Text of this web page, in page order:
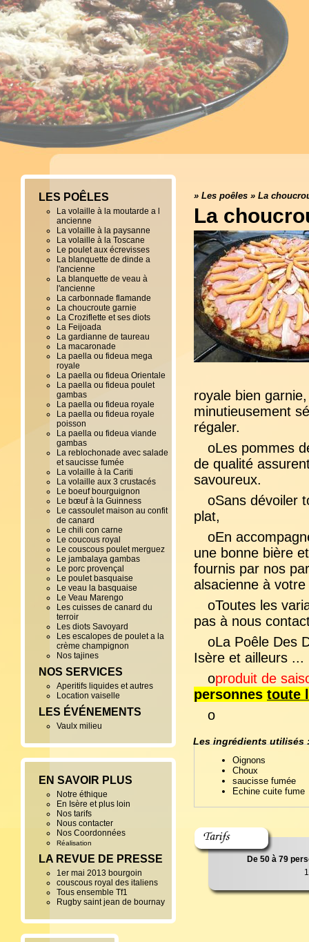
» Les poêles » La
La
royale bien
minutieusement
régaler.
oLes pommes
de qualité
savoureux.
oSans dévoiler
plat,
oEn
une bonne bière
fournis par nos
alsacienne à
oToutes les
pas à nous
oLa Poêle Des
Isère et ailleurs ...
oproduit de
personnes toute
o
Les ingrédients utilisés
Oignons
Choux
saucisse fumée
Echine cuite fume
De 50 à 79
LES POÊLES
La volaille à la moutarde a l
ancienne
La volaille à la paysanne
La volaille à la Toscane
Le poulet aux écrevisses
La blanquette de dinde a
l'ancienne
La blanquette de veau à
l'ancienne
La carbonnade flamande
La choucroute garnie
La Croziflette et ses diots
La Feijoada
La gardianne de taureau
La macaronade
La paella ou fideua mega
royale
La paella ou fideua Orientale
La paella ou fideua poulet
gambas
La paella ou fideua royale
La paella ou fideua royale
poisson
La paella ou fideua viande
gambas
La reblochonade avec salade
et saucisse fumée
La volaille à la Cariti
La volaille aux 3 crustacés
Le boeuf bourguignon
Le bœuf à la Guinness
Le cassoulet maison au confit
de canard
Le chili con carne
Le coucous royal
Le couscous poulet merguez
Le jambalaya gambas
Le porc provençal
Le poulet basquaise
Le veau la basquaise
Le Veau Marengo
Les cuisses de canard du
terroir
Les diots Savoyard
Les escalopes de poulet a la
crème champignon
Nos tajines
NOS SERVICES
Aperitifs liquides et autres
Location vaiselle
LES ÉVÉNEMENTS
Vaulx milieu
EN SAVOIR PLUS
Notre éthique
En Isère et plus loin
Nos tarifs
Nous contacter
Nos Coordonnées
Réalisation
LA REVUE DE PRESSE
1er mai 2013 bourgoin
couscous royal des italiens
Tous ensemble Tf1
Rugby saint jean de bournay